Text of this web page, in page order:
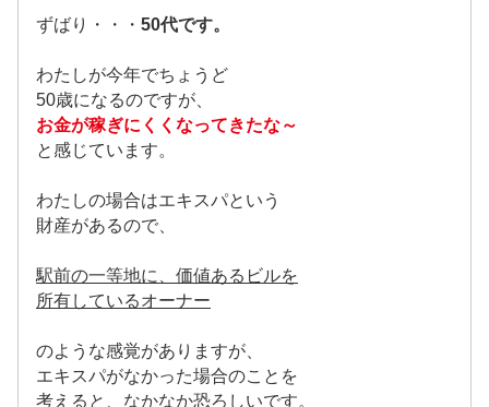
ずばり・・・ 50代です。
わたしが今年でちょうど
50歳になるのですが、
お金が稼ぎにくくなってきたな～
と感じています。
わたしの場合はエキスパという
財産があるので、
駅前の一等地に、価値あるビルを
所有しているオーナー
のような感覚がありますが、
エキスパがなかった場合のことを
考えると、なかなか恐ろしいです。